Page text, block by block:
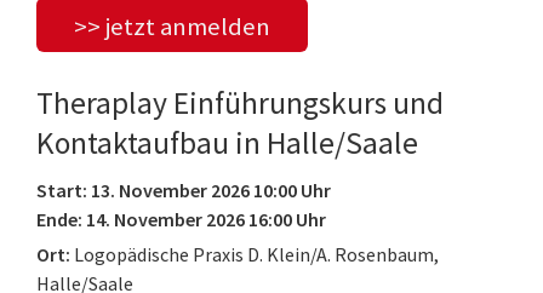
>> jetzt anmelden
Theraplay Einführungskurs und
Kontaktaufbau in Halle/Saale
Start: 13. November 2026 10:00 Uhr
Ende: 14. November 2026 16:00 Uhr
Ort: Logopädische Praxis D. Klein/A. Rosenbaum,
Halle/Saale